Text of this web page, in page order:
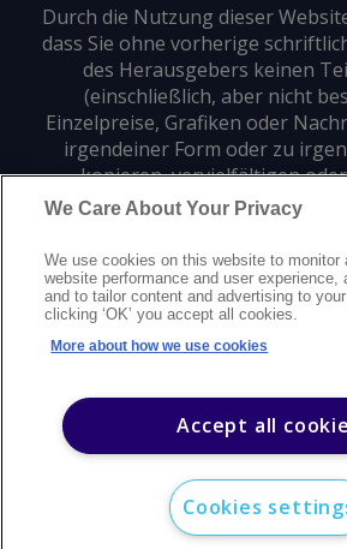
Durch die Nutzung dieser
dass Sie ohne vorherige
des Herausgebers keinen
(einschließlich, aber nicht
Einzelpreise, Grafiken oder
irgendeiner Form oder zu
kopieren, vervielfältigen
verwenden dürfen.
DatenschutzMarkenzeichen
NutzungsbedingungenErklärung zur
CareersKundensupport
We Care About Your Privacy
We use cookies on this website to monitor
website performance and user experience,
and to tailor content and advertising to
clicking ‘OK’ you accept all cookies.
More about how we use cookies
Accept all
Cookies